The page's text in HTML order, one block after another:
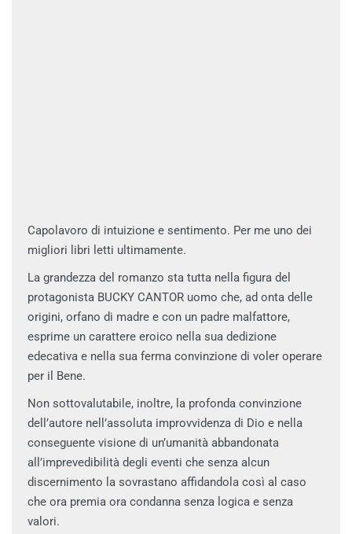
Capolavoro di intuizione e sentimento. Per me uno dei
migliori libri letti ultimamente.
La grandezza del romanzo sta tutta nella figura del
protagonista BUCKY CANTOR uomo che, ad onta delle
origini, orfano di madre e con un padre malfattore,
esprime un carattere eroico nella sua dedizione
edecativa e nella sua ferma convinzione di voler operare
per il Bene.
Non sottovalutabile, inoltre, la profonda convinzione
dell’autore nell’assoluta improvvidenza di Dio e nella
conseguente visione di un’umanità abbandonata
all’imprevedibilità degli eventi che senza alcun
discernimento la sovrastano affidandola così al caso
che ora premia ora condanna senza logica e senza
valori.